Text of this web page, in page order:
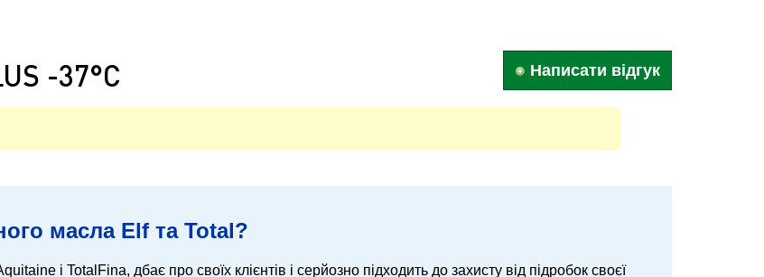
-37°C Написати відгук
масла Elf та Total?
і TotalFina, дбає про своїх клієнтів і серйозно підходить до захисту від підробок своєї